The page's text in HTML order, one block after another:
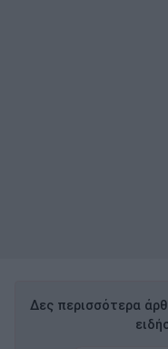
Δες περισσότερα